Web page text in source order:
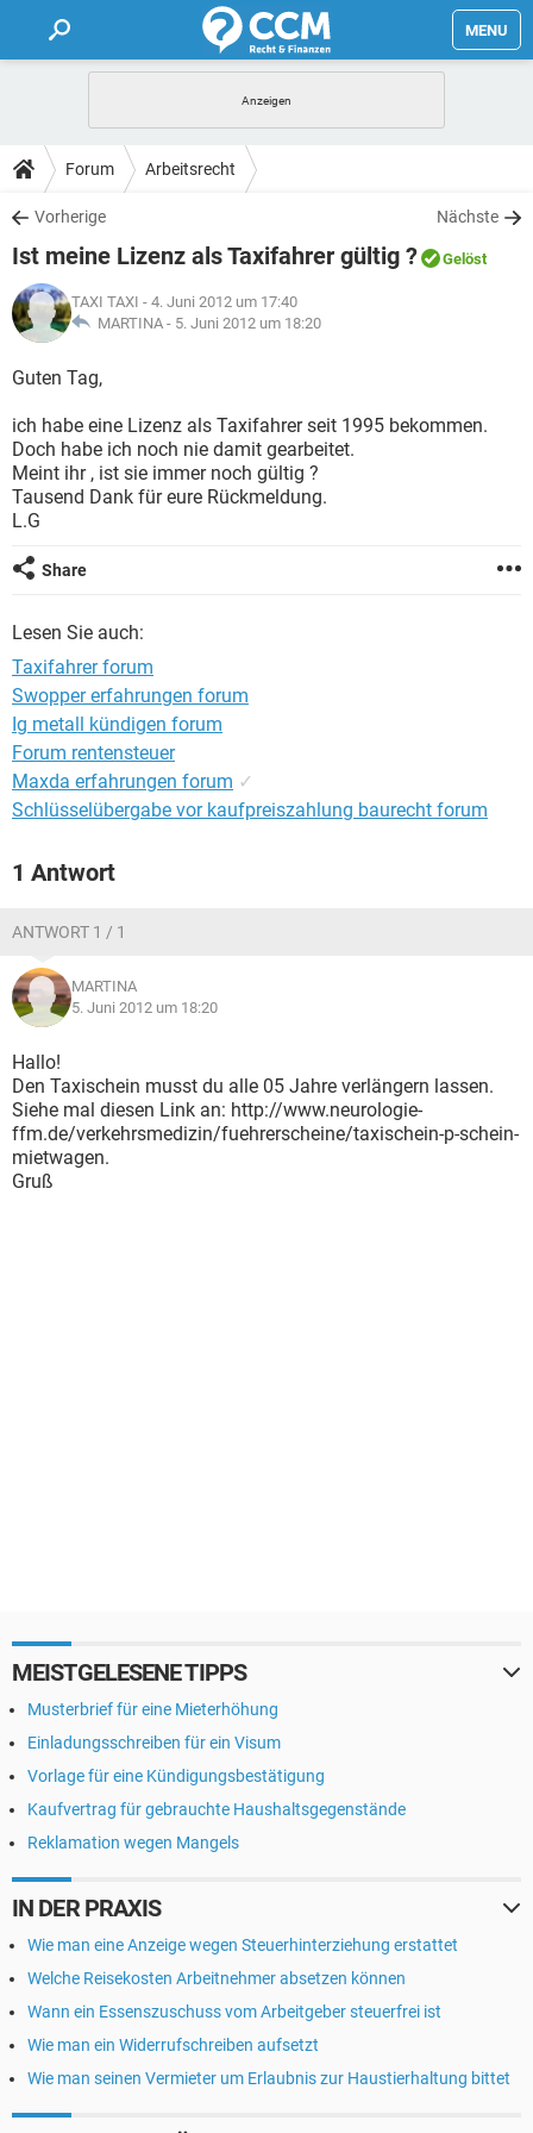
MENU
FORUM
TIPPS
Forum Arbeitsrecht
Vorherige Nächste
Ist meine Lizenz als Taxifahrer gültig ? Gelöst
TAXI TAXI - 4. Juni 2012 um 17:40
MARTINA - 5. Juni 2012 um 18:20
Guten Tag,
ich habe eine Lizenz als Taxifahrer seit 1995 bekommen.
Doch habe ich noch nie damit gearbeitet.
Meint ihr , ist sie immer noch gültig ?
Tausend Dank für eure Rückmeldung.
L.G
Share
Lesen Sie auch:
Taxifahrer forum
Swopper erfahrungen forum
Ig metall kündigen forum
Forum rentensteuer
Maxda erfahrungen forum ✓
Schlüsselübergabe vor kaufpreiszahlung baurecht forum
1 Antwort
ANTWORT 1 / 1
MARTINA
5. Juni 2012 um 18:20
Hallo!
Den Taxischein musst du alle 05 Jahre verlängern lassen.
Siehe mal diesen Link an: http://www.neurologie-
ffm.de/verkehrsmedizin/fuehrerscheine/taxischein-p-schein-
mietwagen.
Gruß
MEISTGELESENE TIPPS
Musterbrief für eine Mieterhöhung
Einladungsschreiben für ein Visum
Vorlage für eine Kündigungsbestätigung
Kaufvertrag für gebrauchte Haushaltsgegenstände
Reklamation wegen Mangels
IN DER PRAXIS
Wie man eine Anzeige wegen Steuerhinterziehung erstattet
Welche Reisekosten Arbeitnehmer absetzen können
Wann ein Essenszuschuss vom Arbeitgeber steuerfrei ist
Wie man ein Widerrufschreiben aufsetzt
Wie man seinen Vermieter um Erlaubnis zur Haustierhaltung bittet